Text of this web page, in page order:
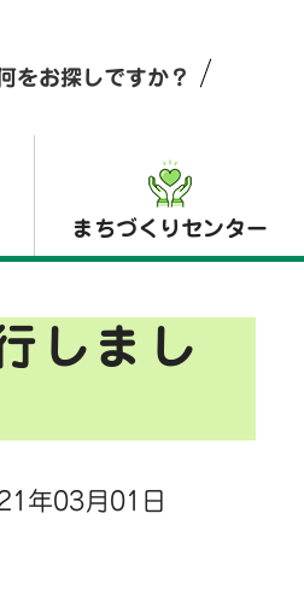
をお探しですか？
まちづくりセンター
しまし
年03月01日